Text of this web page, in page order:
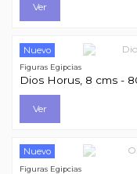
Ver
Nuevo
Figuras Egipcias
Dios Horus, 8 cms -
Ver
Nuevo
Figuras Egipcias